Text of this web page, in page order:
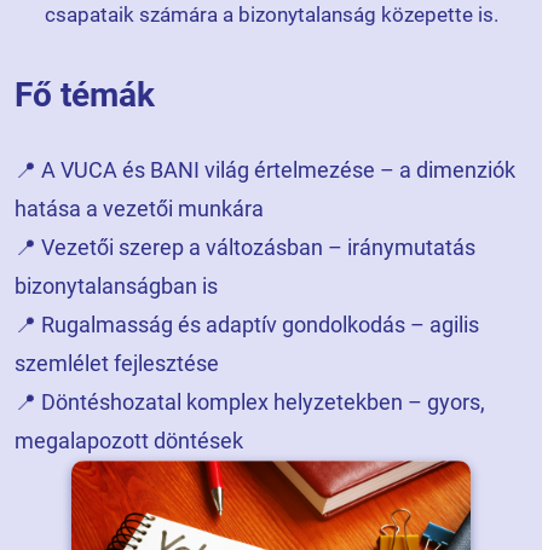
csapataik számára a bizonytalanság közepette is.
Fő témák
📍 A VUCA és BANI világ értelmezése – a dimenziók
hatása a vezetői munkára
📍 Vezetői szerep a változásban – iránymutatás
bizonytalanságban is
📍 Rugalmasság és adaptív gondolkodás – agilis
szemlélet fejlesztése
📍 Döntéshozatal komplex helyzetekben – gyors,
megalapozott döntések